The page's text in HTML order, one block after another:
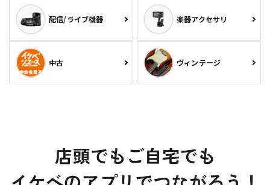
配信/ライブ機器 楽器アクセサリ
中古 ヴィンテージ